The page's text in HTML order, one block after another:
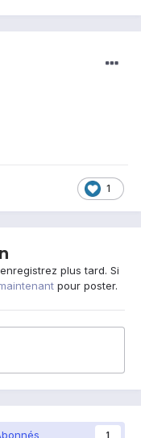
1
plus tard. Si
pour poster.
1